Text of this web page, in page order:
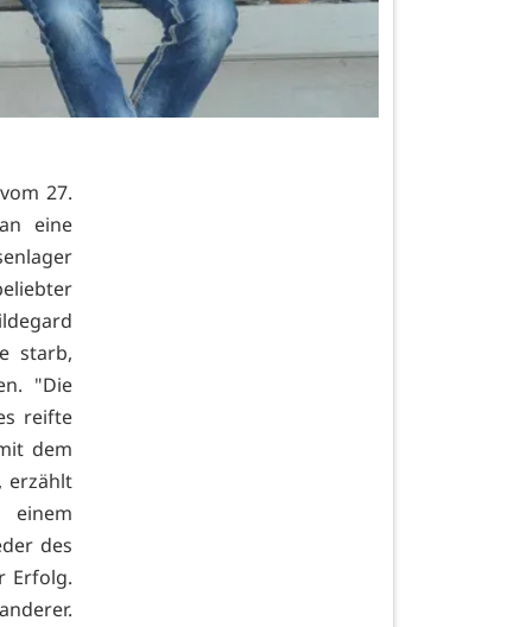
27.
eine
starb,
"Die
reifte
dem
erzählt
einem
des
Erfolg.